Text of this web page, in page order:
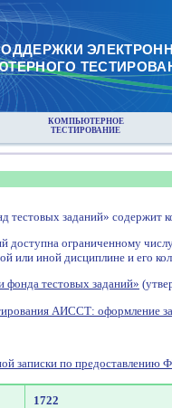
КОМПЬЮТЕРНОЕ
ТЕСТИРОВАНИЕ
заданий» содержит
доступна ограниченному
или иной дисциплине и его
тестовых заданий»
АИССТ: оформление
записки по предоставлению
1722